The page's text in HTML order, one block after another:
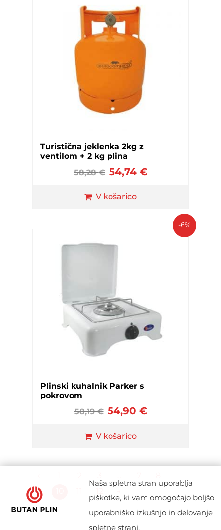
Naša spletna stran uporablja
piškotke, ki vam omogočajo boljšo
uporabniško izkušnjo in delovanje
Turistična jeklenka 2kg z
ventilom + 2 kg plina
58,28€ 54,74€
V košarico
-6%
Plinski kuhalnik Parker s
pokrovom
58,19€ 54,90 €
V košarico
9